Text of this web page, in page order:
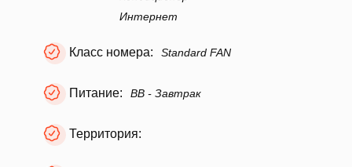
Интернет
Класс номера: Standard FAN
Питание: BB - Завтрак
Территория: